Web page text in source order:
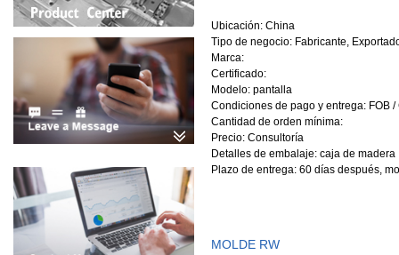
Ubicación: China
Tipo de negocio: Fabricante,
Marca:
Certificado:
Modelo: pantalla
Condiciones de pago y entrega: FOB /
Cantidad de orden mínima:
Precio: Consultoría
Detalles de embalaje: caja de madera
Plazo de entrega: 60 días después,
MOLDE RW